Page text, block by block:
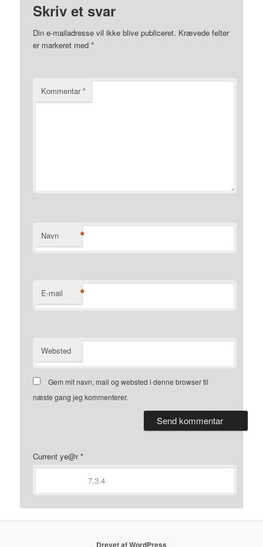
Skriv et svar
Din e-mailadresse vil ikke blive publiceret. Krævede felter
er markeret med*
Kommentar*
Navn *
E-mail *
Websted
Gem mit navn, mail og websted i denne browser til
næste gang jeg kommenterer.
Current ye@r*
Drevet af WordPress